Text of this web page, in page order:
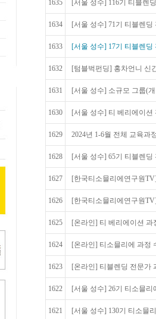
1635 [서울 성수] 116기 티블렌
1634 [서울 성수] 71기 티블렌딩
1633 [서울 성수] 17기 티블렌
1632 [텀블벅펀딩] 홍차언니 신
1631 [서울 성수] 소규모 그룹(
1630 [서울 성수] 티 베리에이션
1629 2024년 1-6월 전체 교육과
1628 [서울 성수] 65기 티블렌딩
1627 [한국티소믈리에연구원
1626 [한국티소믈리에연구원
1625 [온라인] 티 베리에이션
1624 [온라인] 티소믈리에 과정
1623 [온라인] 티블렌딩 전문가
1622 [서울 성수] 26기 티소믈
1621 [서울 성수] 130기 티소믈